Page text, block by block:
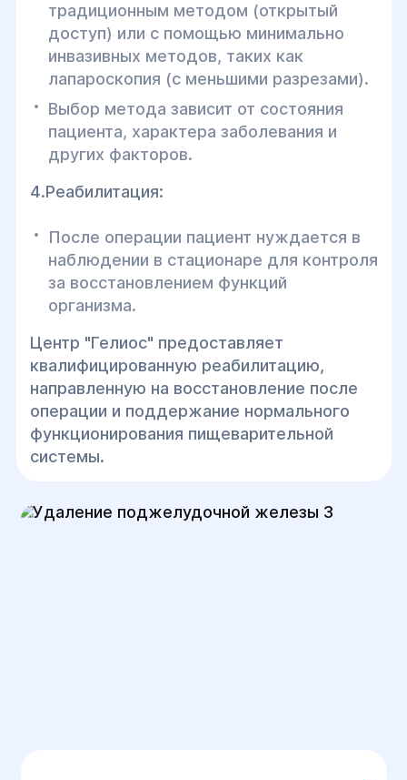
традиционным методом (открытый
доступ) или с помощью минимально
инвазивных методов, таких как
лапароскопия (с меньшими разрезами).
Выбор метода зависит от состояния
пациента, характера заболевания и
других факторов.
4.Реабилитация:
После операции пациент нуждается в
наблюдении в стационаре для контроля
за восстановлением функций
организма.
Центр "Гелиос" предоставляет
квалифицированную реабилитацию,
направленную на восстановление после
операции и поддержание нормального
функционирования пищеварительной
системы.